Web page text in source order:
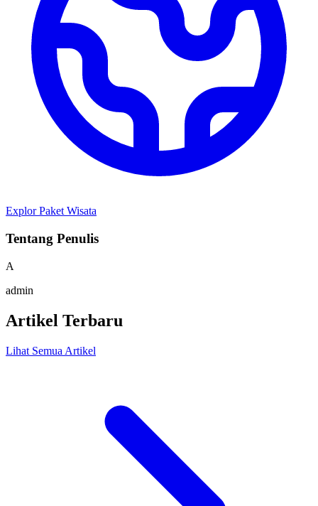
Explor Paket Wisata
Tentang Penulis
A
admin
Artikel Terbaru
Lihat Semua Artikel